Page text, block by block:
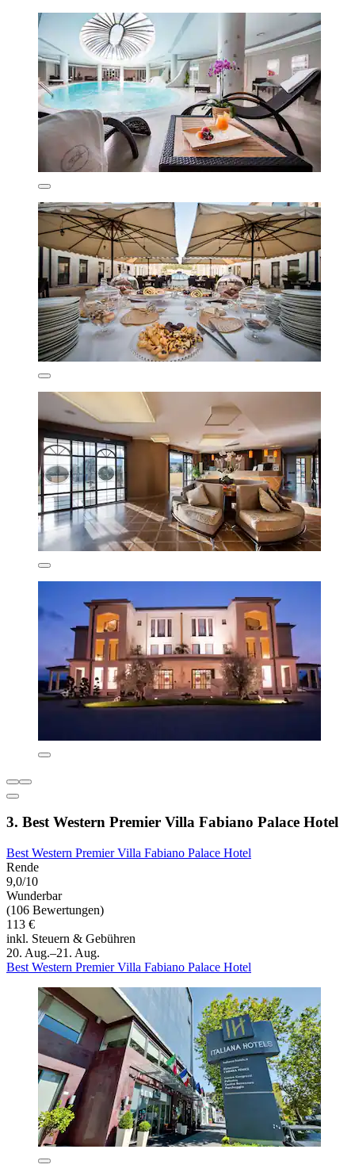
3. Best Western Premier Villa Fabiano Palace Hotel
Best Western Premier Villa Fabiano Palace Hotel
Rende
9,0/10
Wunderbar
(106 Bewertungen)
113 €
inkl. Steuern & Gebühren
20. Aug.–21. Aug.
Best Western Premier Villa Fabiano Palace Hotel